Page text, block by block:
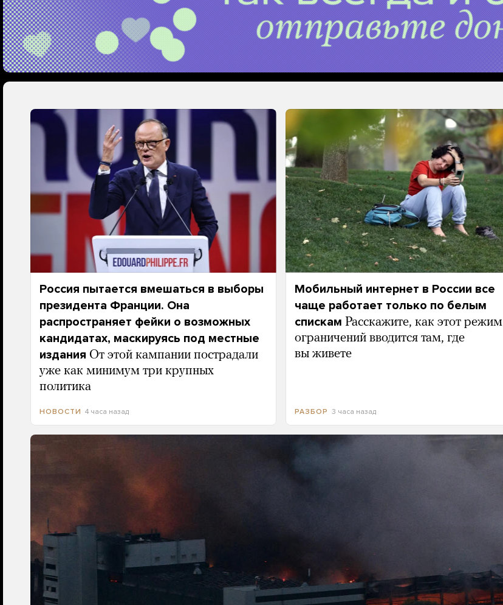
Россия пытается вмешаться в выборы
президента Франции. Она
распространяет фейки о возможных
кандидатах, маскируясь под местные
издания От этой кампании пострадали
уже как минимум три крупных
политика
НОВОСТИ 4 часа назад
Мобильный интернет в России все
чаще работает только по белым
спискам Расскажите, как этот режим
ограничений вводится там, где
вы живете
РАЗБОР 3 часа назад